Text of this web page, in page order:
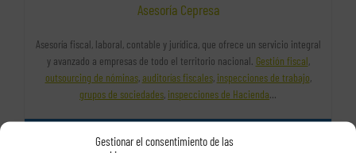
Gestionar el consentimiento de las
Asesoría Cepresa
Asesoría fiscal, laboral, contable y jurídica, que ofrece un servicio integral
y avanzado a empresas de todo el territorio nacional. Gestión fiscal,
outsourcing de nóminas,auditorías fiscales, inspecciones de trabajo,
grupos de sociedades, inspecciones de Hacienda…